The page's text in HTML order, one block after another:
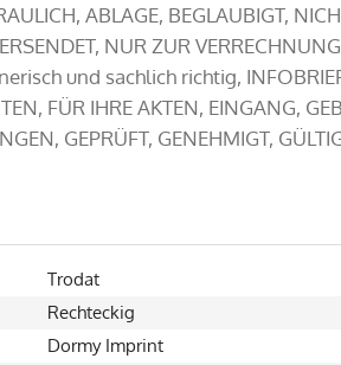
ABLAGE, BEGLAUBIGT,
NUR ZUR
und sachlich richtig,
FÜR IHRE AKTEN, EINGANG,
GEPRÜFT, GENEHMIGT,
Trodat
Rechteckig
Dormy Imprint